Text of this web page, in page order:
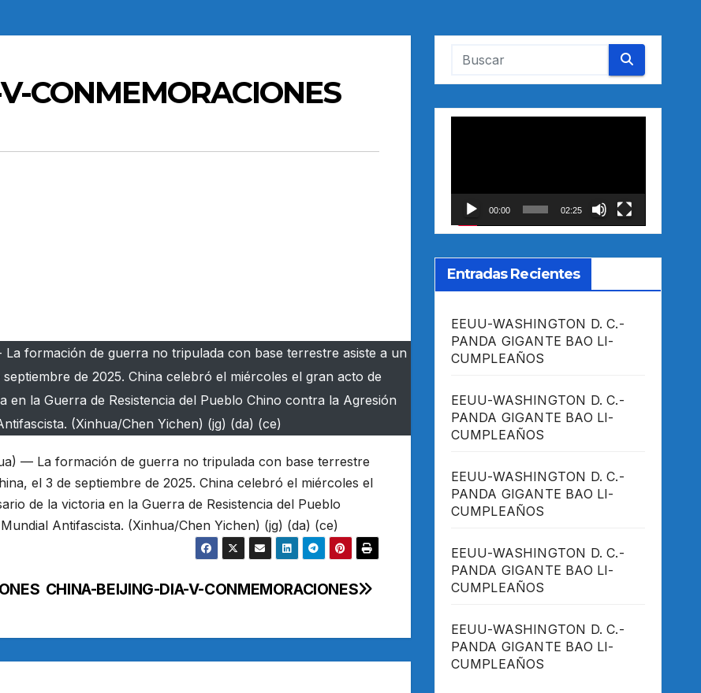
CONMEMORACIONES
formación de guerra no tripulada con base terrestre asiste a un
de 2025. China celebró el miércoles el gran acto de
la Guerra de Resistencia del Pueblo Chino contra la Agresión
(Xinhua/Chen Yichen) (jg) (da) (ce)
— La formación de guerra no tripulada con base terrestre
el 3 de septiembre de 2025. China celebró el miércoles el
de la victoria en la Guerra de Resistencia del Pueblo
Antifascista. (Xinhua/Chen Yichen) (jg) (da) (ce)
CHINA-BEIJING-DIA-V-CONMEMORACIONES
00:00 02:25
Entradas Recientes
EEUU-WASHINGTON D. C.-
PANDA GIGANTE BAO LI-
CUMPLEAÑOS
EEUU-WASHINGTON D. C.-
PANDA GIGANTE BAO LI-
CUMPLEAÑOS
EEUU-WASHINGTON D. C.-
PANDA GIGANTE BAO LI-
CUMPLEAÑOS
EEUU-WASHINGTON D. C.-
PANDA GIGANTE BAO LI-
CUMPLEAÑOS
EEUU-WASHINGTON D. C.-
PANDA GIGANTE BAO LI-
CUMPLEAÑOS